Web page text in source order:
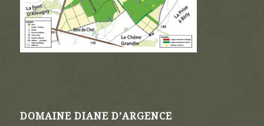
DOMAINE DIANE D’ARGENCE